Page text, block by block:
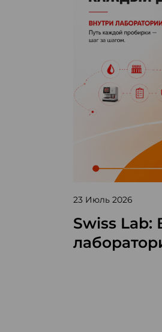
23 Июль 2026
Swiss Lab: